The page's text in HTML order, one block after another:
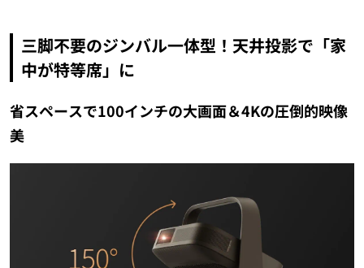
三脚不要のジンバル一体型！天井投影で「家
中が特等席」に
省スペースで100インチの大画面＆4Kの圧倒的映像
美